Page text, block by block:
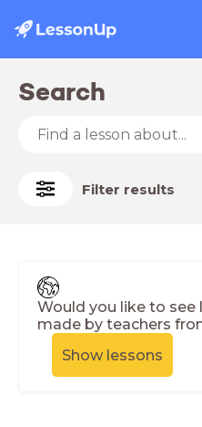
Search
Filter results
Would you like to see
made by teachers
Show lessons